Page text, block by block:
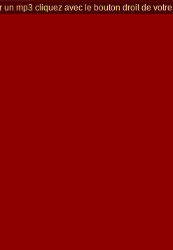
un mp3 cliquez avec le bouton droit de